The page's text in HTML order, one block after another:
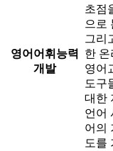
영어어휘능력
개발
초점
으로
그리
한
영어
도구
대한
언어
어의
도를